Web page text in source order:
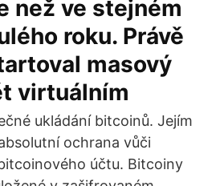
než ve stejném
roku. Právě
masový
virtuálním
ukládání bitcoinů. Jejím
ochrana vůči
účtu. Bitcoiny